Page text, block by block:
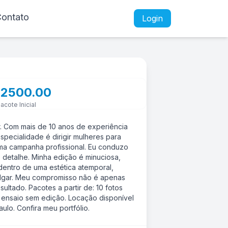
Login
Inicial
mais de 10 anos de experiência
é dirigir mulheres para
campanha profissional. Eu conduzo
Minha edição é minuciosa,
de uma estética atemporal,
Meu compromisso não é apenas
Pacotes a partir de: 10 fotos
sem edição. Locação disponível
Confira meu portfólio.